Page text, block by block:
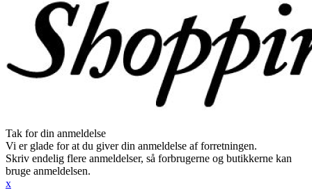
Tak for din anmeldelse
Vi er glade for at du giver din anmeldelse af forretningen.
Skriv endelig flere anmeldelser, så forbrugerne og butikkerne kan
bruge anmeldelsen.
x